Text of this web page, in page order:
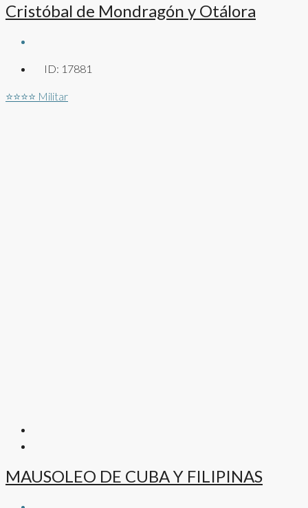
Cristóbal de Mondragón y Otálora
ID: 17881
⭐⭐⭐⭐ Militar
MAUSOLEO DE CUBA Y FILIPINAS